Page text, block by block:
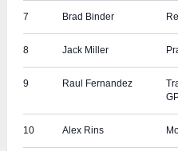
7 Brad Binder
8 Jack Miller
9 Raul Fernandez
10 Alex Rins